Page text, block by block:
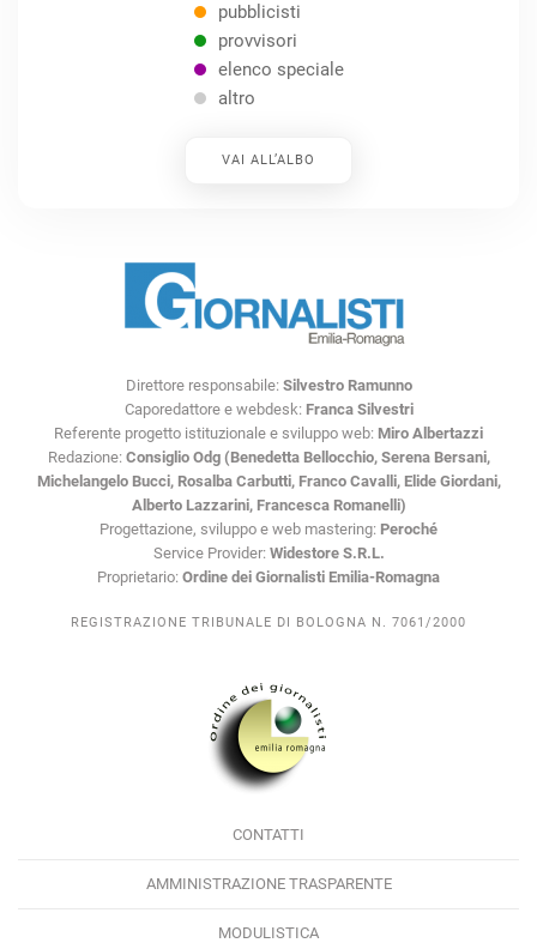
pubblicisti
provvisori
elenco speciale
altro
VAI ALL’ALBO
Direttore responsabile: Silvestro Ramunno
Caporedattore e webdesk: Franca Silvestri
Referente progetto istituzionale e sviluppo web: Miro Albertazzi
Redazione: Consiglio Odg (Benedetta Bellocchio, Serena Bersani,
Michelangelo Bucci, Rosalba Carbutti, Franco Cavalli, Elide Giordani,
Alberto Lazzarini, Francesca Romanelli)
Progettazione, sviluppo e web mastering: Peroché
Service Provider: Widestore S.R.L.
Proprietario: Ordine dei Giornalisti Emilia-Romagna
REGISTRAZIONE TRIBUNALE DI BOLOGNA N. 7061/2000
CONTATTI
AMMINISTRAZIONE TRASPARENTE
MODULISTICA